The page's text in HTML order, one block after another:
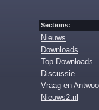
Sections:
Nieuws
Downloads
Top Downloads
Discussie
Vraag en
Nieuws2.nl